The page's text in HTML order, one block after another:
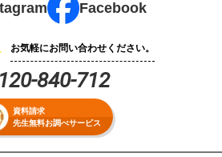
Facebook
お気軽にお問い合わせください。
840-712
資料請求
先生無料お調べサービス